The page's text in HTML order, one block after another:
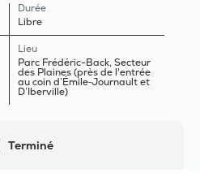
Durée
Libre
Lieu
Parc Frédéric-Back, Secteur
des Plaines (près de l'entrée
au coin d’Émile‑Journault et
D’Iberville)
Terminé